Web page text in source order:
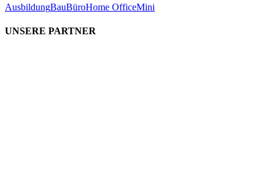
AusbildungBauBüroHome OfficeMini
UNSERE PARTNER